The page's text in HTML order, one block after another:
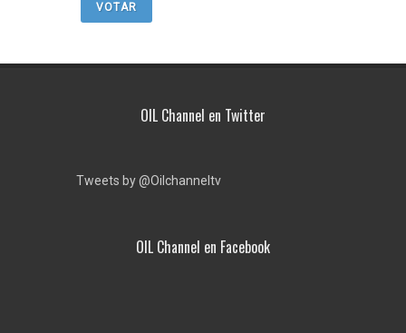
VOTAR
OIL Channel en Twitter
Tweets by @Oilchanneltv
OIL Channel en Facebook